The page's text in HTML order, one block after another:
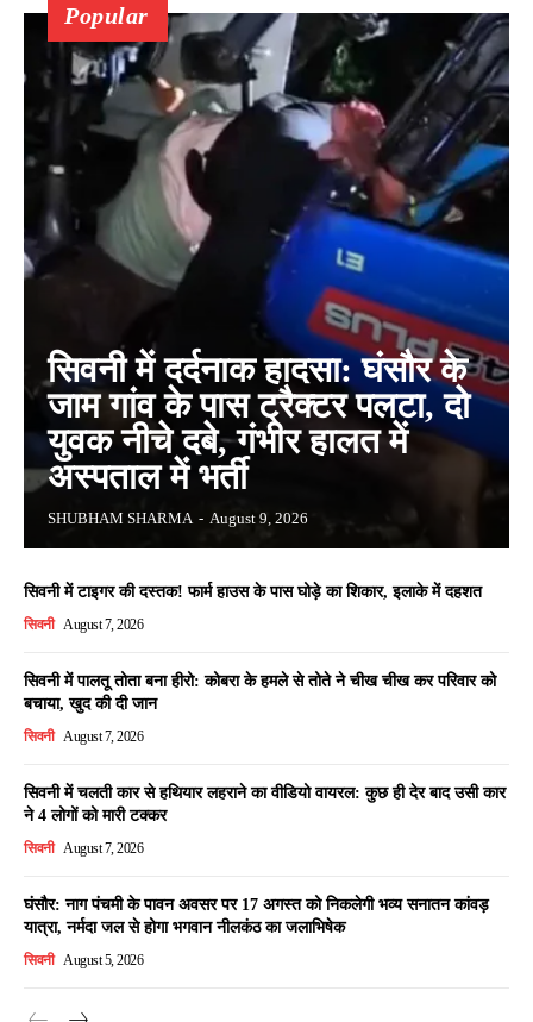
Popular
सिवनी में दर्दनाक हादसा: घंसौर के
जाम गांव के पास ट्रैक्टर पलटा, दो
युवक नीचे दबे, गंभीर हालत में
अस्पताल में भर्ती
SHUBHAM SHARMA - August 9, 2026
सिवनी में टाइगर की दस्तक! फार्म हाउस के पास घोड़े का शिकार, इलाके में दहशत
सिवनी August 7, 2026
सिवनी में पालतू तोता बना हीरो: कोबरा के हमले से तोते ने चीख चीख कर परिवार को
बचाया, खुद की दी जान
सिवनी August 7, 2026
सिवनी में चलती कार से हथियार लहराने का वीडियो वायरल: कुछ ही देर बाद उसी कार
ने 4 लोगों को मारी टक्कर
सिवनी August 7, 2026
घंसौर: नाग पंचमी के पावन अवसर पर 17 अगस्त को निकलेगी भव्य सनातन कांवड़
यात्रा, नर्मदा जल से होगा भगवान नीलकंठ का जलाभिषेक
सिवनी August 5, 2026